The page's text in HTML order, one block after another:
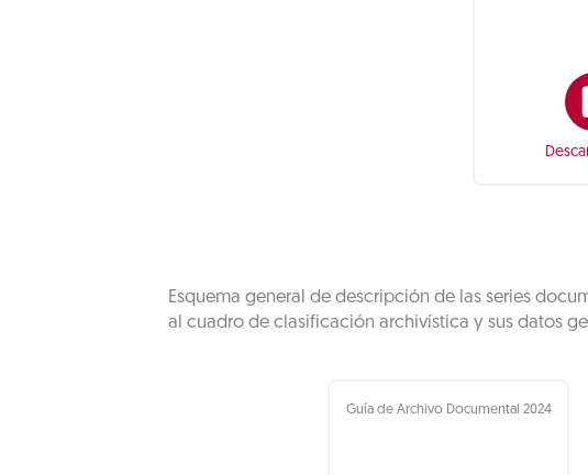
Esquema general de descripción de las series
al cuadro de clasificación archivística y sus datos
Guía de Archivo Documental 2024